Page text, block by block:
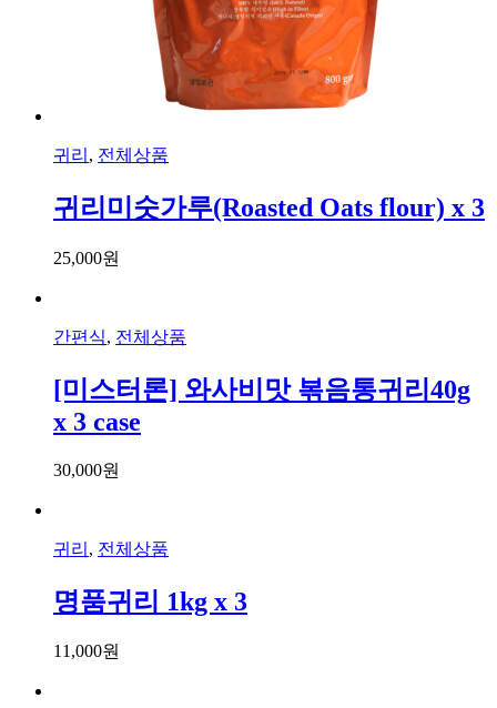
귀리 , 전체상품
귀리미숫가루(Roasted Oats flour) x 3
25,000원
간편식, 전체상품
[미스터론] 와사비맛 볶음통귀리40g
x 3 case
30,000원
귀리 , 전체상품
명품귀리 1kg x 3
11,000원